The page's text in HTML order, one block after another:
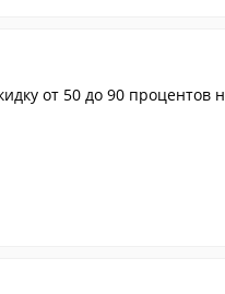
от 50 до 90 процентов